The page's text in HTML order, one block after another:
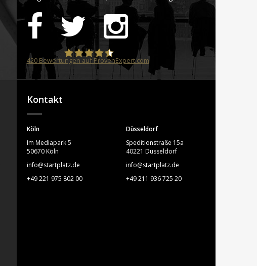
STARTPLATZ
420Bewertungen auf ProvenExpert.com
Kontakt
Köln
Im Mediapark 5
50670 Köln
info@startplatz.de
+49 221 975 802 00
Düsseldorf
Speditionstraße 15a
40221 Düsseldorf
info@startplatz.de
+49 211 936 725 20